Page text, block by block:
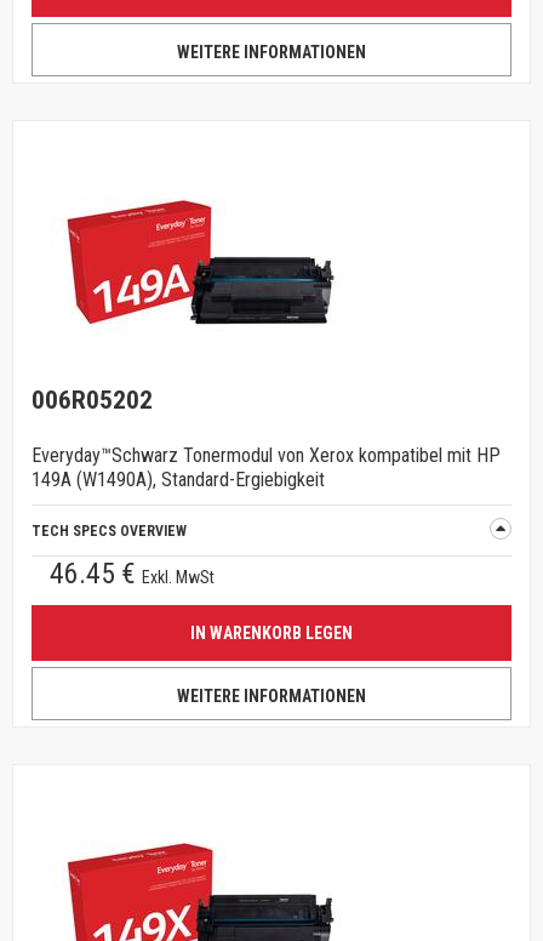
WEITERE INFORMATIONEN
006R05202
Everyday™Schwarz Tonermodul von Xerox kompatibel mit HP
149A (W1490A), Standard-Ergiebigkeit
TECH SPECS OVERVIEW
46.45 € Exkl. MwSt
IN WARENKORB LEGEN
WEITERE INFORMATIONEN